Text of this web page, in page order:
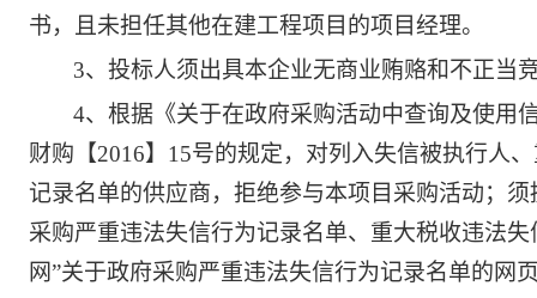
书，且未担任其他在建工程项目的项目经理。
3、投标人须出具本企业无商业贿赂和不正当
4、根据《关于在政府采购活动中查询及使用
财购【2016】15号的规定，对列入失信被执行人
记录名单的供应商，拒绝参与本项目采购活动；
采购严重违法失信行为记录名单、重大税收违法
网”关于政府采购严重违法失信行为记录名单的网